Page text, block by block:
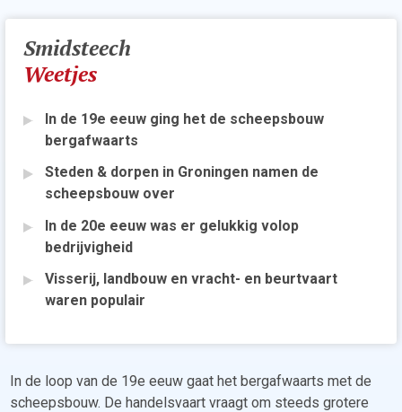
Smidsteech
Weetjes
In de 19e eeuw ging het de scheepsbouw
bergafwaarts
Steden & dorpen in Groningen namen de
scheepsbouw over
In de 20e eeuw was er gelukkig volop
bedrijvigheid
Visserij, landbouw en vracht- en beurtvaart
waren populair
In de loop van de 19e eeuw gaat het bergafwaarts met de
scheepsbouw. De handelsvaart vraagt om steeds grotere